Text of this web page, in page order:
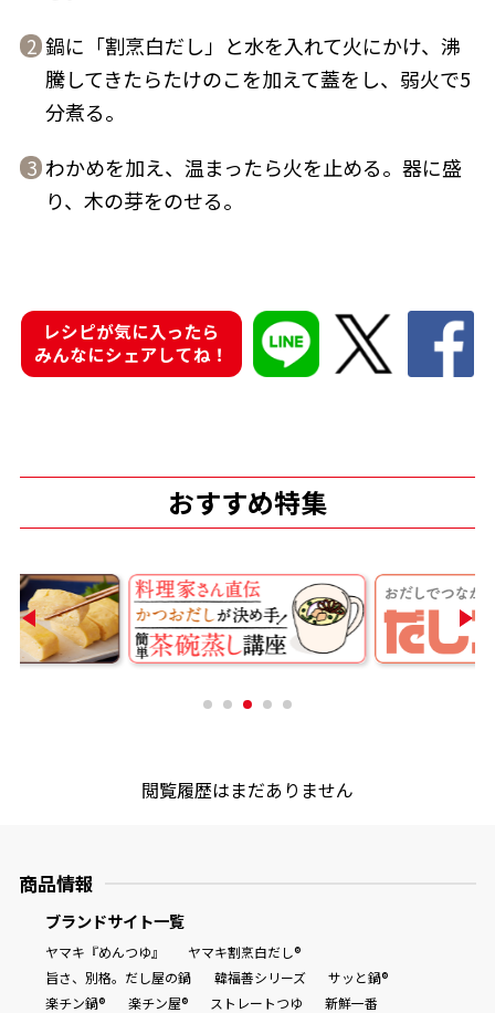
商品情報一覧
氷熟®︎
だしパック
2 鍋に「割烹白だし」と水を入れて火にかけ、沸
騰してきたらたけのこを加えて蓋をし、弱火で5
分煮る。
3 わかめを加え、温まったら火を止める。器に盛
り、木の芽をのせる。
レシピが気に入ったら
みんなにシェアしてね！
おすすめ特集
閲覧履歴はまだありません
商品情報
ブランドサイト一覧
ヤマキ『めんつゆ』
ヤマキ割烹白だし®
旨さ、別格。だし屋の鍋
韓福善シリーズ
サッと鍋®
楽チン鍋®
楽チン屋® ストレートつゆ
新鮮一番